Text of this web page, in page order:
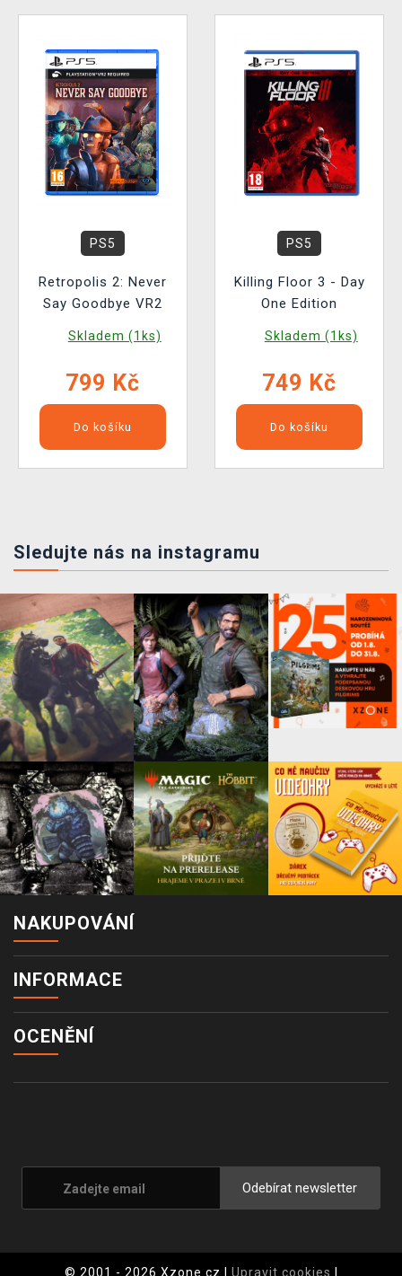
PS5
Retropolis 2: Never
Say Goodbye VR2
Skladem (1ks)
799 Kč
Do košíku
PS5
Killing Floor 3 - Day
One Edition
Skladem (1ks)
749 Kč
Do košíku
Sledujte nás na instagramu
NAKUPOVÁNÍ
INFORMACE
OCENĚNÍ
Odebírat newsletter
© 2001 - 2026 Xzone.cz | Upravit cookies